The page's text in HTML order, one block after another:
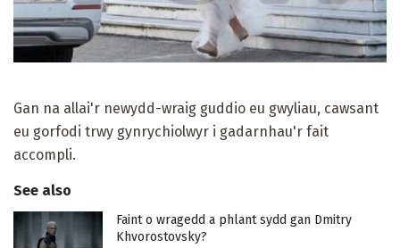
Gan na allai'r newydd-wraig guddio eu gwyliau, cawsant
eu gorfodi trwy gynrychiolwyr i gadarnhau'r fait
accompli.
See also
Faint o wragedd a phlant sydd gan Dmitry
Khvorostovsky?